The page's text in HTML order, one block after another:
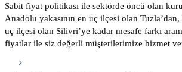
Sabit fiyat politikası ile sektörde öncü olan
Anadolu yakasının en uç ilçesi olan Tuzla’dan,
uç ilçesi olan Silivri’ye kadar mesafe farkı
fiyatlar ile siz değerli müşterilerimize hizmet